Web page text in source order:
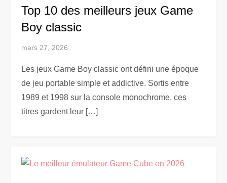
Top 10 des meilleurs jeux Game
Boy classic
mars 27, 2026
Les jeux Game Boy classic ont défini une époque
de jeu portable simple et addictive. Sortis entre
1989 et 1998 sur la console monochrome, ces
titres gardent leur […]